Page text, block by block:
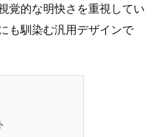
覚的な明快さを重視してい
も馴染む汎用デザインで